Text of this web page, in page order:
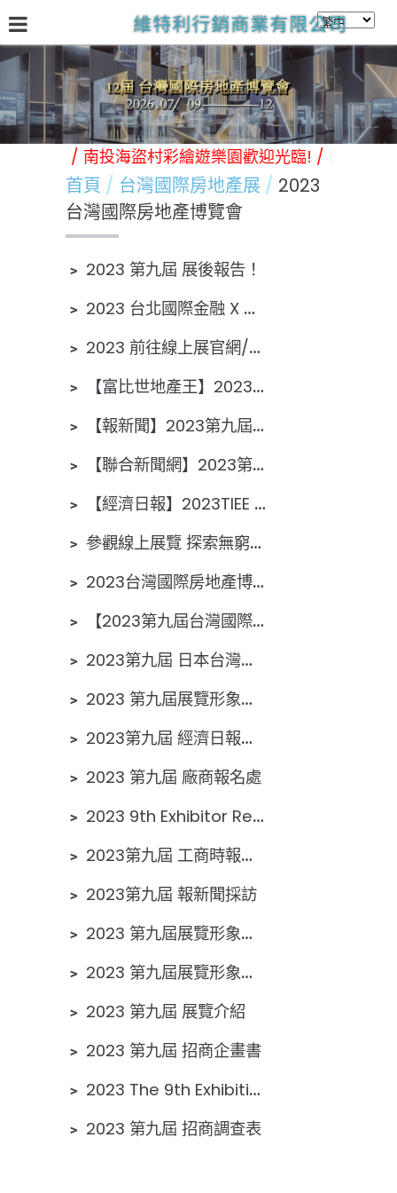
維特利行銷商業有限公司
關於我們 台灣國際房地產展 林口Victory商務中心 日
進駐 / 南投海盜村彩繪遊樂園歡迎光臨! / 日本台灣
首頁 台灣國際房地產展
2023
台灣國際房地產博覽會
﹥ 2023 第九屆 展後報告！
﹥ 2023 台北國際金融 X 台灣國際房地產 博覽會企劃書
﹥ 2023 前往線上展官網/大廳
﹥
【富比世地產王】2023第九屆台灣國際房地產博覽會 實體/線上 免費參觀抽好禮
﹥
【報新聞】2023第九屆台灣國際房地產博覽會 實體/線上 免費參觀抽好禮
﹥
【聯合新聞網】2023第九屆台灣國際房地產博覽會 實體/線上 免費參觀抽好禮
﹥
【經濟日報】2023TIEE 線上/實體雙展 報名抽好禮！
﹥ 參觀線上展覽 探索無窮極限 參展宣傳影片2
﹥ 2023台灣國際房地產博覽會引領未來趨勢 參展宣傳影片1
﹥
【2023第九屆台灣國際房地產博覽會】已列入台灣國際專業展檔期
﹥ 2023第九屆 日本台灣新聞社採訪
﹥ 2023 第九屆展覽形象宣傳短片2
﹥ 2023第九屆 經濟日報採訪
﹥ 2023 第九屆 廠商報名處
﹥ 2023 9th Exhibitor Registration
﹥ 2023第九屆 工商時報採訪
﹥ 2023第九屆 報新聞採訪
﹥ 2023 第九屆展覽形象宣傳短片1
﹥ 2023 第九屆展覽形象宣傳影片
﹥ 2023 第九屆 展覽介紹
﹥ 2023 第九屆 招商企畫書
﹥ 2023 The 9th Exhibition Proposal
﹥ 2023 第九屆 招商調查表